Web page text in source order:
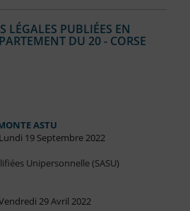
LÉGALES PUBLIÉES EN
DU 20 - CORSE
ASTU
19 Septembre 2022
Unipersonnelle (SASU)
29 Avril 2022